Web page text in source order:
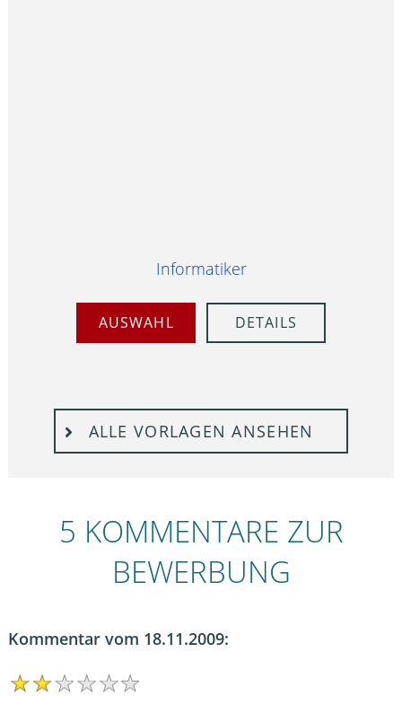
Informatiker
AUSWAHL DETAILS
ALLE VORLAGEN ANSEHEN
5 KOMMENTARE ZUR
BEWERBUNG
Kommentar vom 18.11.2009: